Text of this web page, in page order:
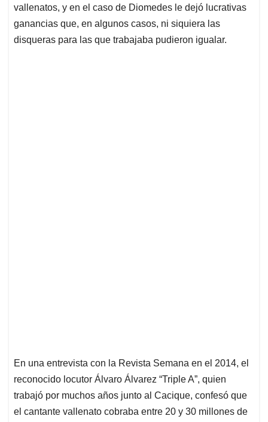
vallenatos, y en el caso de Diomedes le dejó lucrativas
ganancias que, en algunos casos, ni siquiera las
disqueras para las que trabajaba pudieron igualar.
En una entrevista con la Revista Semana en el 2014, el
reconocido locutor Álvaro Álvarez “Triple A”, quien
trabajó por muchos años junto al Cacique, confesó que
el cantante vallenato cobraba entre 20 y 30 millones de